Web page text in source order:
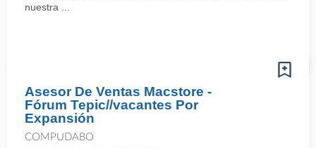
nuestra ...
Asesor De Ventas Macstore -
Fórum Tepic//vacantes Por
Expansión
COMPUDABO